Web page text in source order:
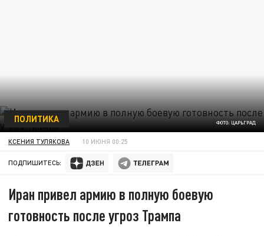
ФОТО: ЦАРЬГРАД
ПОЛИТИКА
КСЕНИЯ ТУЛЯКОВА 10 ИЮНЯ 00:25
ПОДПИШИТЕСЬ:
Иран привел армию в полную боевую
готовность после угроз Трампа